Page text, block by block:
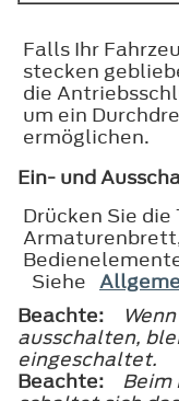
Falls Ihr
stecken
die
um ein
ermöglichen.
Ein- und
Drücken Sie
Siehe
Beachte:
ausschalten,
eingeschaltet.
Beachte:
Beim